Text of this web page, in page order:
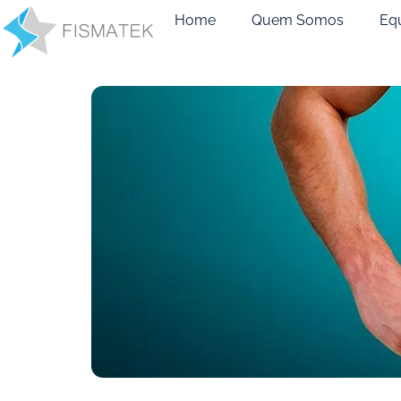
Home Quem Somos